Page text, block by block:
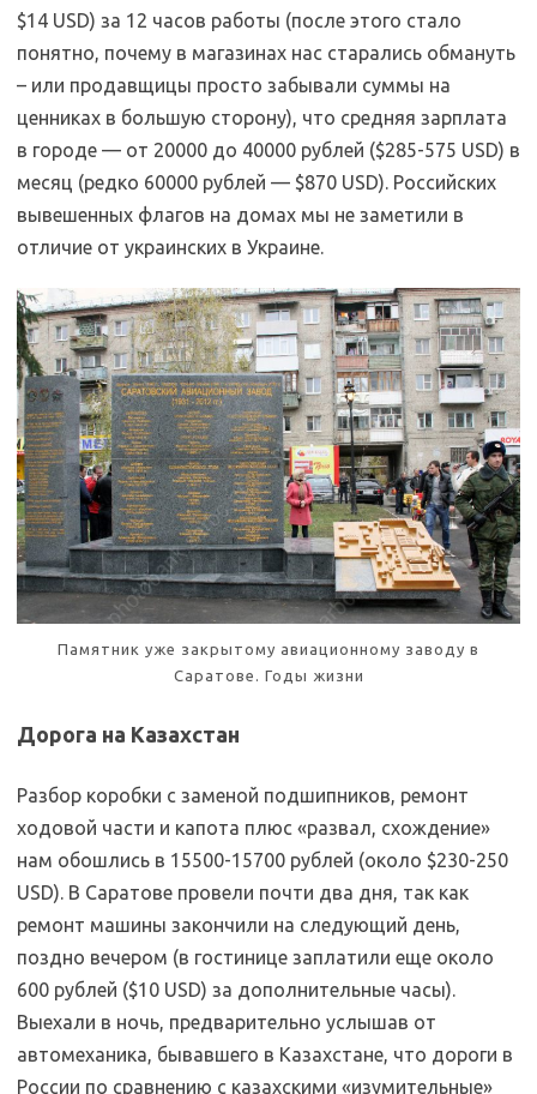
$14 USD) за 12 часов работы (после этого стало
понятно, почему в магазинах нас старались обмануть
– или продавщицы просто забывали суммы на
ценниках в большую сторону), что средняя зарплата
в городе — от 20000 до 40000 рублей ($285-575 USD) в
месяц (редко 60000 рублей — $870 USD). Российских
вывешенных флагов на домах мы не заметили в
отличие от украинских в Украине.
Памятник уже закрытому авиационному заводу в
Саратове. Годы жизни
Дорога на Казахстан
Разбор коробки с заменой подшипников, ремонт
ходовой части и капота плюс «развал, схождение»
нам обошлись в 15500-15700 рублей (около $230-250
USD). В Саратове провели почти два дня, так как
ремонт машины закончили на следующий день,
поздно вечером (в гостинице заплатили еще около
600 рублей ($10 USD) за дополнительные часы).
Выехали в ночь, предварительно услышав от
автомеханика, бывавшего в Казахстане, что дороги в
России по сравнению с казахскими «изумительные»